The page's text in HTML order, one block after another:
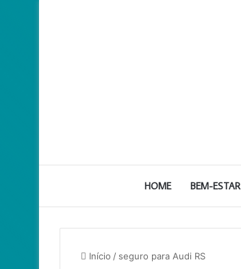
HOME BEM-ESTAR
Início / seguro para Audi RS